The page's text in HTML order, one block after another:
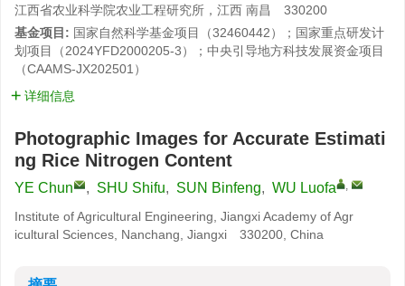
江西省农业科学院农业工程研究所，江西 南昌 330200
基金项目: 国家自然科学基金项目（32460442）；国家重点研发计
划项目（2024YFD2000205-3）；中央引导地方科技发展资金项目
（CAAMS-JX202501）
详细信息
Photographic Images for Accurate Estimati
ng Rice Nitrogen Content
YE Chun , SHU Shifu, SUN Binfeng, WU Luofa ,
Institute of Agricultural Engineering, Jiangxi Academy of Agr
icultural Sciences, Nanchang, Jiangxi 330200, China